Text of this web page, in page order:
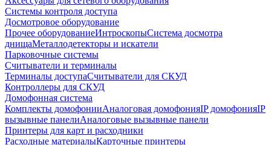
Системы контроля доступа
Досмотровое оборудование
Прочее оборудованиеИнтроскопыСистема досмотра
днищаМеталлодетекторы и искатели
Парковочные системы
Считыватели и терминалы
Терминалы доступаСчитыватели для СКУД
Контроллеры для СКУД
Домофонная система
Комплекты домофонииАналоговая домофонияIP домофонияIP
вызывные панелиАналоговые вызывные панели
Принтеры для карт и расходники
Расходные материалыКарточные принтеры